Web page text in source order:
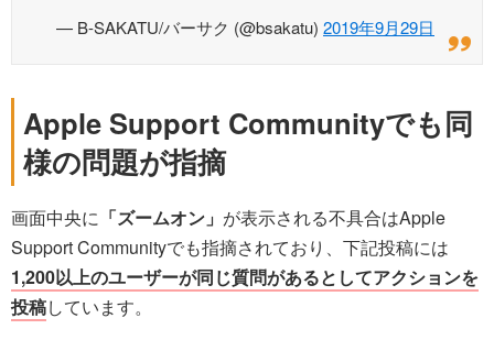
— B-SAKATU/バーサク (@bsakatu) 2019年9月29日
Apple Support Communityでも同
様の問題が指摘
画面中央に 「ズームオン」 が表示される不具合はApple
Support Communityでも指摘されており、下記投稿には
1,200以上のユーザーが同じ質問があるとしてアクションを
投稿しています。